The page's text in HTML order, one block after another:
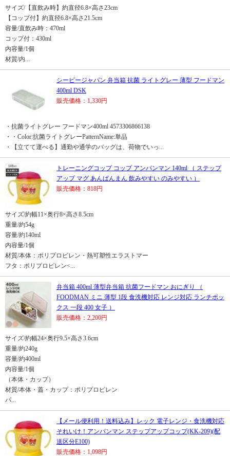
サイズ/【直飲み時】約直径6.8×高さ23cm
【コップ付】約直径6.8×高さ21.5cm
容量/直飲み時：470ml
コップ付：430ml
内容量/1個
材質/内...
シービージャパン 弁当箱 抗菌 ライトグレー 薄型 フードマン
400ml DSK
販売価格：1,330円
・抗菌ライトグレー フードマン400ml 4573306866138
・・Color:抗菌ライトグレーPatternName:単品
・【立てて運べる】通勤や通学のバッグは、荷物でいっ...
トレーニングコップ コップ アンパンマン 140ml （ ステップ
アップ マグ あんぱんまん 飲みやすい のみやすい ）
販売価格：818円
サイズ/約幅11×奥行8×高さ8.5cm
重量/約54g
容量/約140ml
内容量/1個
材質/本体：ポリプロピレン・熱可塑性エラストマー
フタ：ポリプロピレン<...
弁当箱 400ml 薄型弁当箱 抗菌フードマン おにぎり （
FOODMAN ミニ 薄型 1段 食洗機対応 レンジ対応 ランチボッ
クス 一段 400 女子 ）
販売価格：2,200円
サイズ/約幅24×奥行9.5×高さ3.6cm
重量/約240g
容量/約400ml
内容量/1個
（本体・カップ）
材質/本体・蓋・カップ：ポリプロピレン
パ...
【メール便利用！送料込み】レック 電子レンジ・食洗機対応
それいけ！アンパンマン ステップアップコップ(KK-209)(配
送区分E100)
販売価格：1,098円